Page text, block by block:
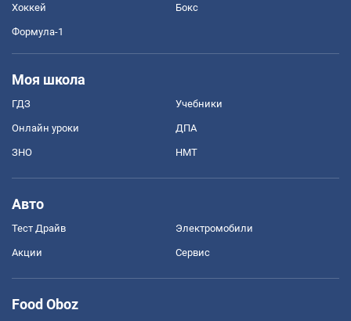
Хоккей Бокс
Формула-1
Моя школа
ГДЗ Учебники
Онлайн уроки ДПА
ЗНО НМТ
Авто
Тест Драйв Электромобили
Акции Сервис
Food Oboz